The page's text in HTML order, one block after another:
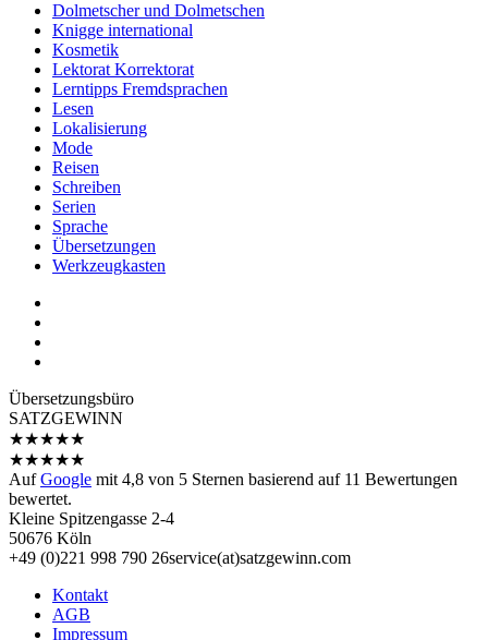
Dolmetscher und Dolmetschen
Knigge international
Kosmetik
Lektorat Korrektorat
Lerntipps Fremdsprachen
Lesen
Lokalisierung
Mode
Reisen
Schreiben
Serien
Sprache
Übersetzungen
Werkzeugkasten
Übersetzungs­büro
SATZGEWINN
★★★★★
★★★★★
AufGoogle mit 4,8 von 5 Sternen basierend auf 11 Bewertungen
bewertet.
Kleine Spitzengasse 2-4
50676 Köln
+49 (0)221 998 790 26service(at)satz­gewinn.com
Kontakt
AGB
Impressum